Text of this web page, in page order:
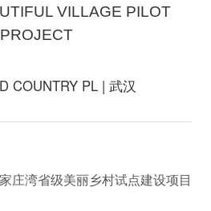
VILLAGE PILOT
COUNTRY PL | 武汉
庄湾省级美丽乡村试点建设项目